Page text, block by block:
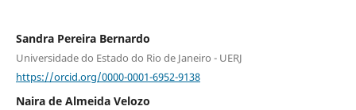
Sandra Pereira Bernardo
Universidade do Estado do Rio de Janeiro - UERJ
https://orcid.org/0000-0001-6952-9138
Naira de Almeida Velozo